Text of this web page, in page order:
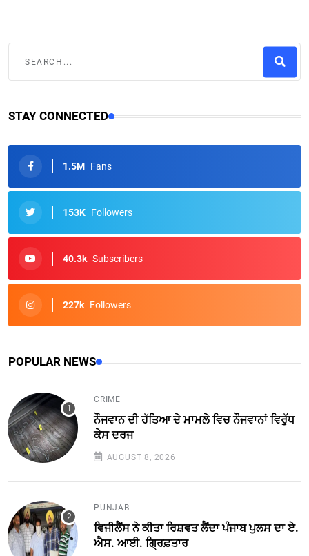
STAY CONNECTED
1.5M Fans
153K Followers
40.3k Subscribers
227k Followers
POPULAR NEWS
CRIME
ਨੌਜਵਾਨ ਦੀ ਹੱਤਿਆ ਦੇ ਮਾਮਲੇ ਵਿਚ ਨੌਜਵਾਨਾਂ ਵਿਰੁੱਧ
ਕੇਸ ਦਰਜ
AUGUST 8, 2026
PUNJAB
ਵਿਜੀਲੈਂਸ ਨੇ ਕੀਤਾ ਰਿਸ਼ਵਤ ਲੈਂਦਾ ਪੰਜਾਬ ਪੁਲਸ ਦਾ ਏ.
ਐਸ. ਆਈ. ਗ੍ਰਿਫ਼ਤਾਰ